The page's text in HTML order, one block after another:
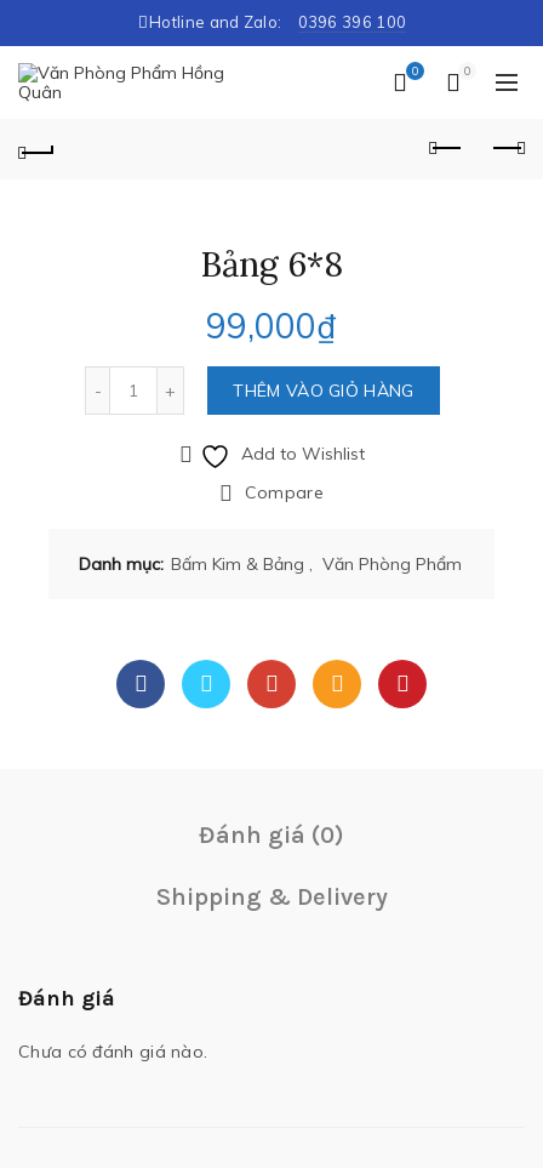
Hotline and Zalo: 0396 396 100
0 0
Bảng 6*8
99,000₫
Số lượng
THÊM VÀO GIỎ HÀNG
Add to Wishlist
Compare
Danh mục: Bấm Kim & Bảng , Văn Phòng Phẩm
Đánh giá (0)
Shipping & Delivery
Đánh giá
Chưa có đánh giá nào.